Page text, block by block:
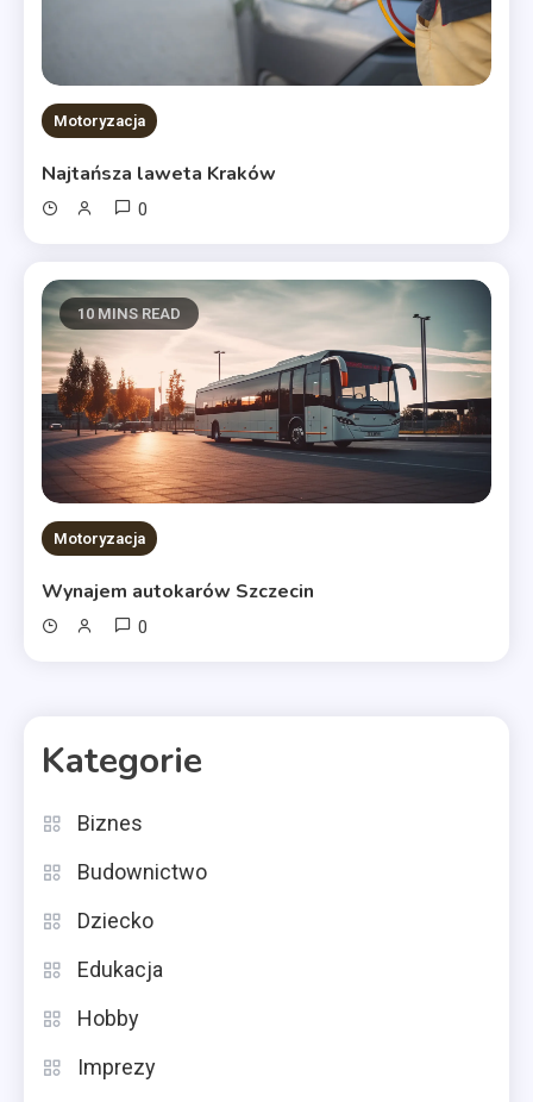
Motoryzacja
Najtańsza laweta Kraków
0
10 MINS READ
Motoryzacja
Wynajem autokarów Szczecin
0
Kategorie
Biznes
Budownictwo
Dziecko
Edukacja
Hobby
Imprezy